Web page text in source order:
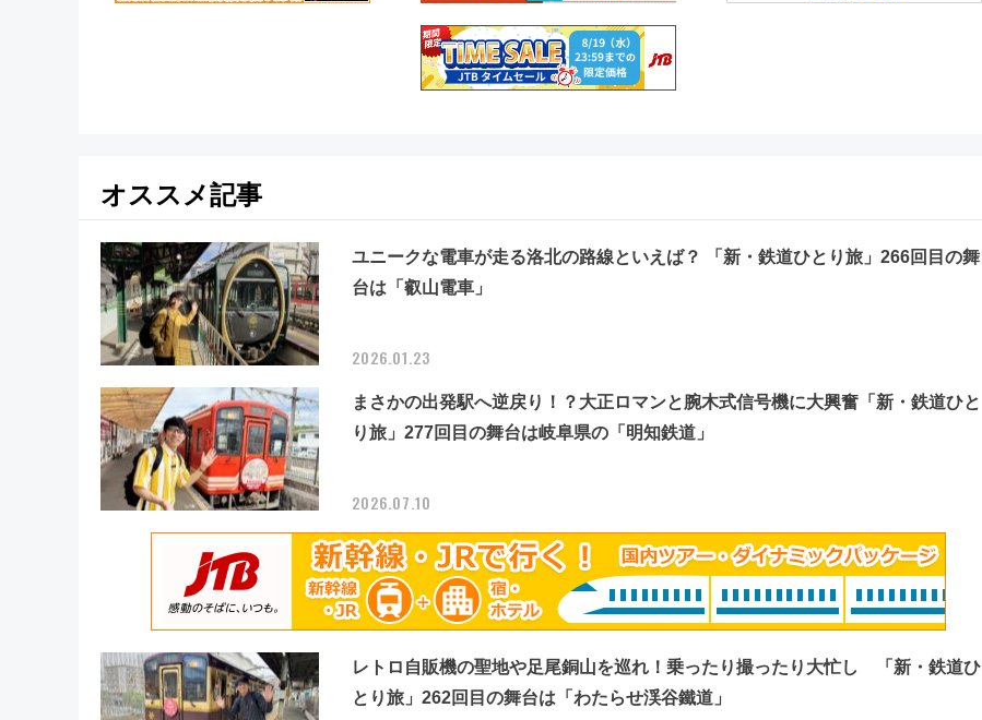
オススメ記事
ユニークな電車が走る洛北の路線といえば？ 「新・鉄道ひとり旅」266回目の舞
台は「叡山電車」
2026.01.23
まさかの出発駅へ逆戻り！？大正ロマンと腕木式信号機に大興奮「新・鉄道ひと
り旅」277回目の舞台は岐阜県の「明知鉄道」
2026.07.10
レトロ自販機の聖地や足尾銅山を巡れ！乗ったり撮ったり大忙し 「新・鉄道ひ
とり旅」262回目の舞台は「わたらせ渓谷鐵道」